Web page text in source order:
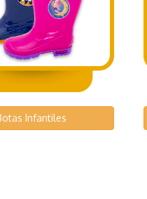
Infantiles